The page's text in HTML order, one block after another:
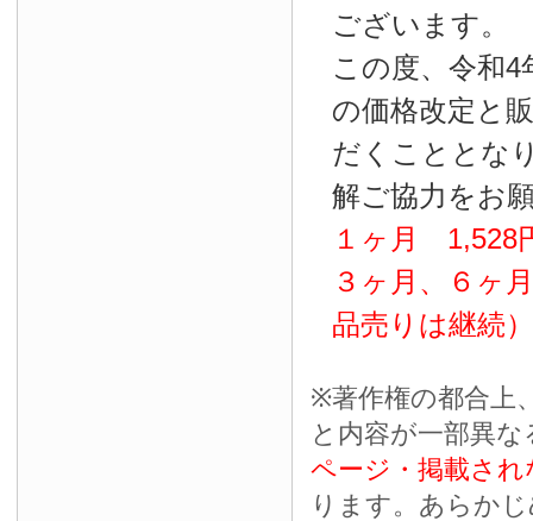
ございます。
この度、令和4
の価格改定と
だくこととな
解ご協力をお
１ヶ月 1,528
３ヶ月、６ヶ
品売りは継続）
※著作権の都合上
と内容が一部異な
ページ・掲載され
ります。あらか